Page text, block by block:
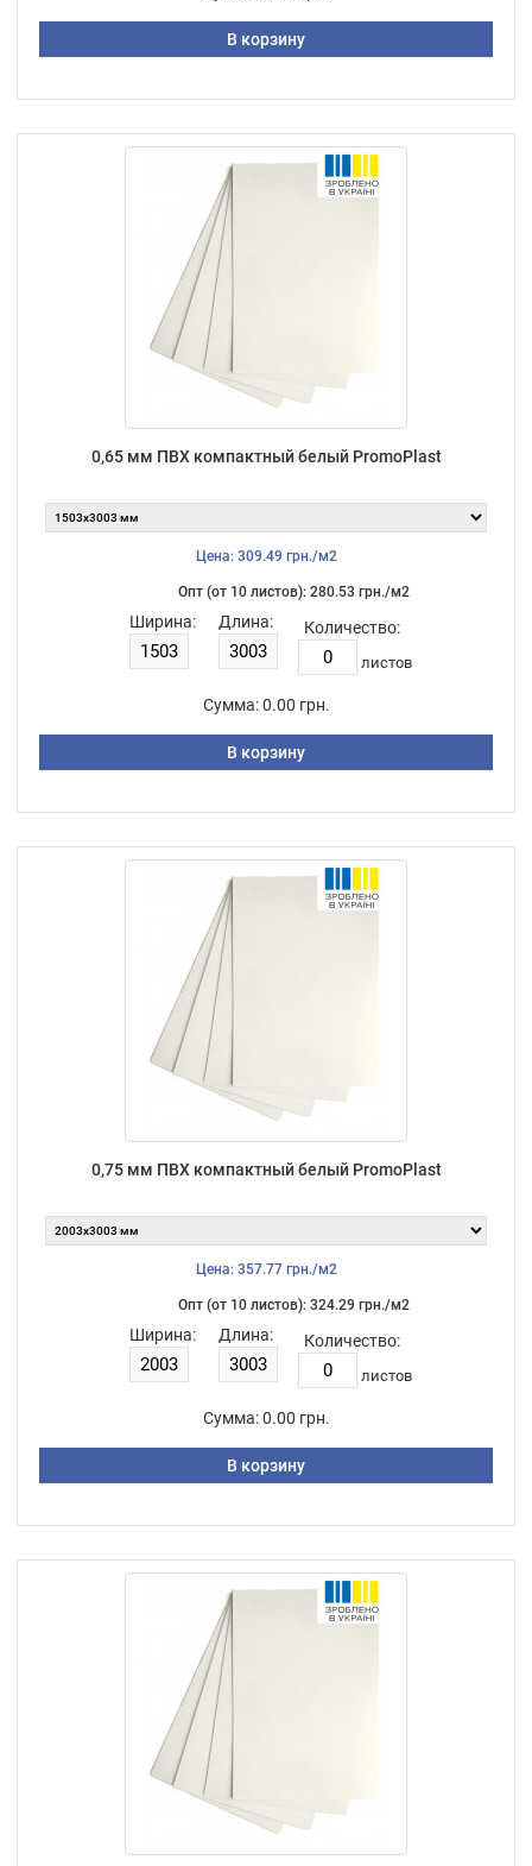
В корзину
0,65 мм ПВХ компактный белый PromoPlast
Цена: 309.49 грн./м2
Опт (от 10 листов): 280.53 грн./м2
Ширина: Длина: Количество:
листов
Сумма: 0.00 грн.
В корзину
0,75 мм ПВХ компактный белый PromoPlast
Цена: 357.77 грн./м2
Опт (от 10 листов): 324.29 грн./м2
Ширина: Длина: Количество:
листов
Сумма: 0.00 грн.
В корзину